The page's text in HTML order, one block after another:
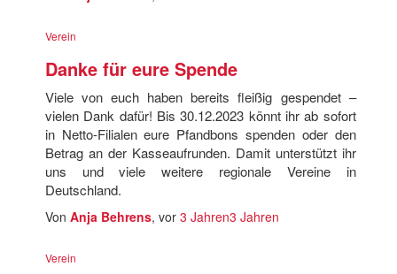
Verein
Danke für eure Spende
Viele von euch haben bereits fleißig gespendet –
vielen Dank dafür! Bis 30.12.2023 könnt ihr ab sofort
in Netto-Filialen eure Pfandbons spenden oder den
Betrag an der Kasseaufrunden. Damit unterstützt ihr
uns und viele weitere regionale Vereine in
Deutschland.
Von Anja Behrens, vor 3 Jahren3 Jahren
Verein